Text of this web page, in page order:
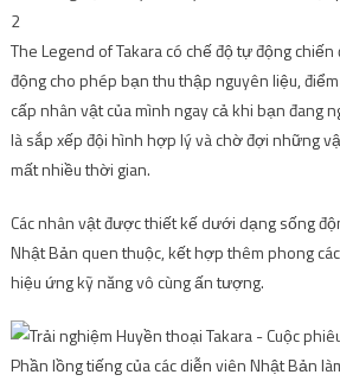
The Legend of Takara có chế độ tự động
động cho phép bạn thu thập nguyên liệu,
cấp nhân vật của mình ngay cả khi bạn đang
là sắp xếp đội hình hợp lý và chờ đợi những
mất nhiều thời gian.
Các nhân vật được thiết kế dưới dạng sống
Nhật Bản quen thuộc, kết hợp thêm phong
hiệu ứng kỹ năng vô cùng ấn tượng.
Phần lồng tiếng của các diễn viên Nhật Bản